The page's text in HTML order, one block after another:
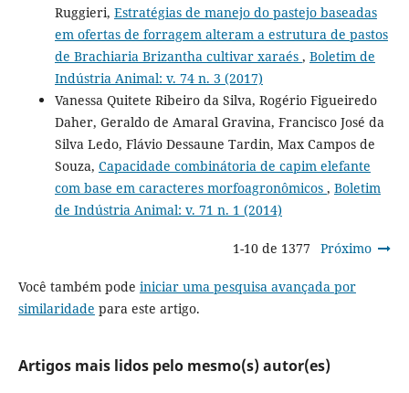
Ruggieri, Estratégias de manejo do pastejo baseadas
em ofertas de forragem alteram a estrutura de pastos
de Brachiaria Brizantha cultivar xaraés , Boletim de
Indústria Animal: v. 74 n. 3 (2017)
Vanessa Quitete Ribeiro da Silva, Rogério Figueiredo
Daher, Geraldo de Amaral Gravina, Francisco José da
Silva Ledo, Flávio Dessaune Tardin, Max Campos de
Souza, Capacidade combinátoria de capim elefante
com base em caracteres morfoagronômicos , Boletim
de Indústria Animal: v. 71 n. 1 (2014)
1-10 de 1377 Próximo
Você também pode iniciar uma pesquisa avançada por
similaridade para este artigo.
Artigos mais lidos pelo mesmo(s) autor(es)